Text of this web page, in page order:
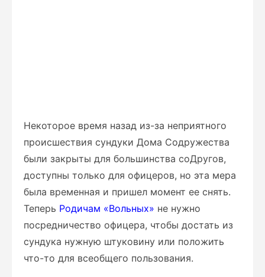
Некоторое время назад из-за неприятного
происшествия сундуки Дома Содружества
были закрыты для большинства соДругов,
доступны только для офицеров, но эта мера
была временная и пришел момент ее снять.
Теперь Родичам «Вольных» не нужно
посредничество офицера, чтобы достать из
сундука нужную штуковину или положить
что-то для всеобщего пользования.